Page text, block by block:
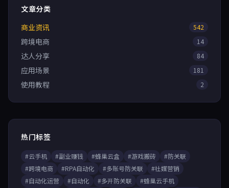
文章分类
商业资讯
542
跨境电商 14
达人分享 84
应用场景 181
使用教程 2
热门标签
#云手机 #副业赚钱 #蜂巢云盒 #游戏搬砖
#防关联
#跨境电商
#RPA自动化 #多账号防关联
#社媒营销
#自动化运营
#自动化 #多开防关联
#蜂巢云手机